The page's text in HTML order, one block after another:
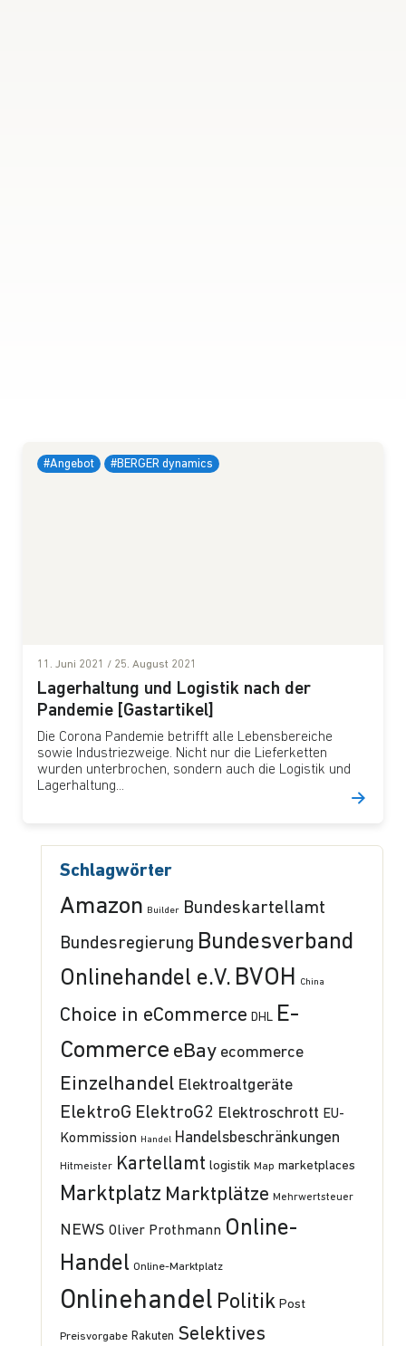
#Angebot #BERGER dynamics
11. Juni 2021 / 25. August 2021
Lagerhaltung und Logistik nach der
Pandemie [Gastartikel]
Die Corona Pandemie betrifft alle Lebensbereiche
sowie Industriezweige. Nicht nur die Lieferketten
wurden unterbrochen, sondern auch die Logistik und
Lagerhaltung...
Schlagwörter
Amazon Builder Bundeskartellamt
Bundesregierung Bundesverband
Onlinehandel e.V. BVOH China
Choice in eCommerce DHL E-
Commerce eBay ecommerce
Einzelhandel Elektroaltgeräte
ElektroG ElektroG2 Elektroschrott EU-
Kommission Handel Handelsbeschränkungen
Hitmeister Kartellamt logistik Map marketplaces
Marktplatz Marktplätze Mehrwertsteuer
NEWS Oliver Prothmann Online-
Handel Online-Marktplatz
Onlinehandel Politik Post
Preisvorgabe Rakuten Selektives